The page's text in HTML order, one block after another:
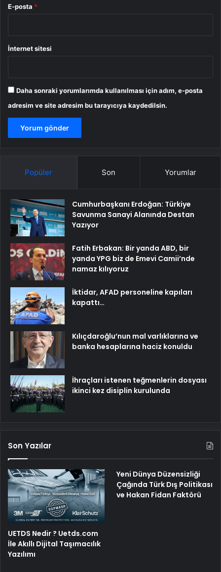
E-posta *
İnternet sitesi
Daha sonraki yorumlarımda kullanılması için adım, e-posta
adresim ve site adresim bu tarayıcıya kaydedilsin.
Popüler Son Yorumlar
Cumhurbaşkanı Erdoğan: Türkiye
Savunma Sanayi Alanında Destan
Yazıyor
Fatih Erbakan: Bir yanda ABD, bir
yanda YPG biz de Emevi Camii’nde
namaz kılıyoruz
İktidar, AFAD personeline kapıları
kapattı…
Kılıçdaroğlu’nun mal varlıklarına ve
banka hesaplarına haciz konuldu
İhraçları istenen teğmenlerin dosyası
ikinci kez disiplin kurulunda
Son Yazılar
UETDS Nedir ? Uetds.com
İle Akıllı Dijital Taşımacılık
Yazılımı
Yeni Dünya Düzensizliği
Çağında Türk Dış Politikası
ve Hakan Fidan Faktörü